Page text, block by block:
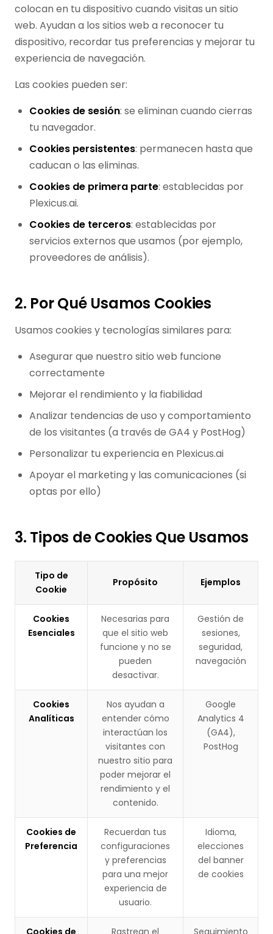
colocan en tu dispositivo cuando visitas un sitio
web. Ayudan a los sitios web a reconocer tu
dispositivo, recordar tus preferencias y mejorar tu
experiencia de navegación.
Las cookies pueden ser:
Cookies de sesión: se eliminan cuando cierras
tu navegador.
Cookies persistentes: permanecen hasta que
caducan o las eliminas.
Cookies de primera parte: establecidas por
Plexicus.ai.
Cookies de terceros: establecidas por
servicios externos que usamos (por ejemplo,
proveedores de análisis).
2. Por Qué Usamos Cookies
Usamos cookies y tecnologías similares para:
Asegurar que nuestro sitio web funcione
correctamente
Mejorar el rendimiento y la fiabilidad
Analizar tendencias de uso y comportamiento
de los visitantes (a través de GA4 y PostHog)
Personalizar tu experiencia en Plexicus.ai
Apoyar el marketing y las comunicaciones (si
optas por ello)
3. Tipos de Cookies Que Usamos
Tipo de
Cookie
Propósito Ejemplos
Cookies
Esenciales
Necesarias para
que el sitio web
funcione y no se
pueden
desactivar.
Gestión de
sesiones,
seguridad,
navegación
Cookies
Analíticas
Nos ayudan a
entender cómo
interactúan los
visitantes con
nuestro sitio para
poder mejorar el
rendimiento y el
contenido.
Google
Analytics 4
(GA4),
PostHog
Cookies de
Preferencia
Recuerdan tus
configuraciones
y preferencias
para una mejor
experiencia de
usuario.
Idioma,
elecciones
del banner
de cookies
Cookies de Rastrean el Seguimiento